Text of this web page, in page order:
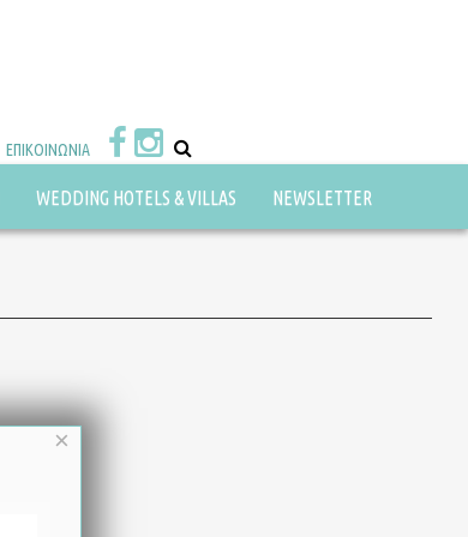
ΕΠΙΚΟΙΝΩΝΙΑ
WEDDING HOTELS & VILLAS NEWSLETTER
×